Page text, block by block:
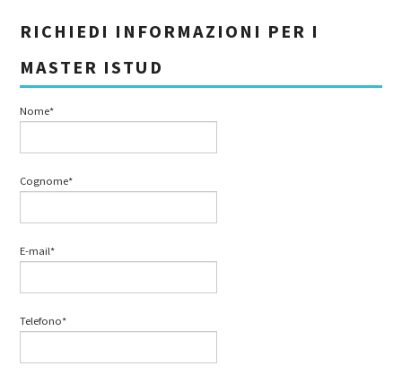
RICHIEDI INFORMAZIONI PER I
MASTER ISTUD
Nome*
Cognome*
E-mail*
Telefono*